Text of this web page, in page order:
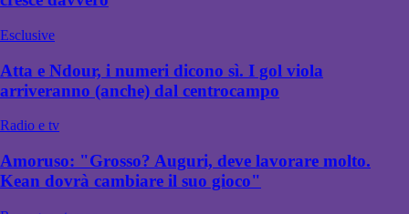
Esclusive
Atta e Ndour, i numeri dicono sì. I gol viola
arriveranno (anche) dal centrocampo
Radio e tv
Amoruso: "Grosso? Auguri, deve lavorare molto.
Kean dovrà cambiare il suo gioco"